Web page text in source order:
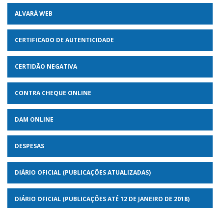
ALVARÁ WEB
CERTIFICADO DE AUTENTICIDADE
CERTIDÃO NEGATIVA
CONTRA CHEQUE ONLINE
DAM ONLINE
DESPESAS
DIÁRIO OFICIAL (PUBLICAÇÕES ATUALIZADAS)
DIÁRIO OFICIAL (PUBLICAÇÕES ATÉ 12 DE JANEIRO DE 2018)